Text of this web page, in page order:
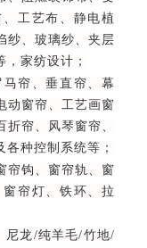
工艺布、静电植
纱、玻璃纱、夹层
家纺设计；
帘、垂直帘、幕
动窗帘、工艺画窗
帘、风琴窗帘、
种控制系统等；
帘钩、窗帘轨、窗
帘灯、铁环、拉
尼龙/纯羊毛/竹地/